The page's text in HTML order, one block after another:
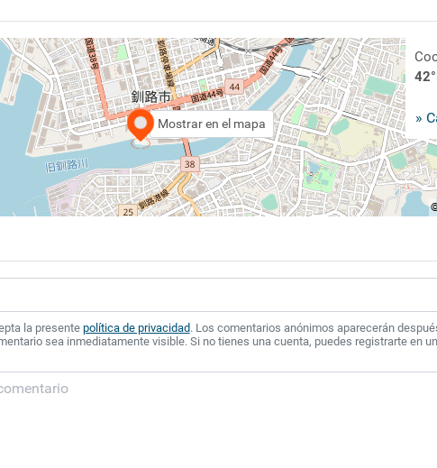
Mostrar en el mapa »
la presente política de privacidad. Los comentarios anónimos aparecerán
sea inmediatamente visible. Si no tienes una cuenta, puedes registrarte en